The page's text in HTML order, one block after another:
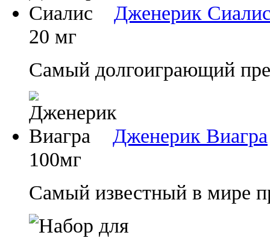
Дженерик
20 мг
Самый долгоиграющий
Дженерик Виагра
100мг
Самый известный в мире